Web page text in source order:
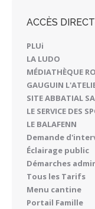
ACCÈS
PLUi
LA LUDO
MÉDIATHÈQUE
GAUGUIN
SITE ABBATIAL
LE SERVICE DES
LE BALAFENN
Demande
Éclairage public
Démarches
Tous les Tarifs
Menu cantine
Portail Famille